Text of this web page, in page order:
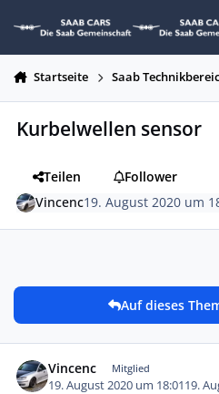
Startseite Saab
Kurbelwellen sensor
Teilen
Follower
Vincenc19. August 2020 um
Auf dieses
Vincenc Mitglied
19. August 2020 um 18:0119.